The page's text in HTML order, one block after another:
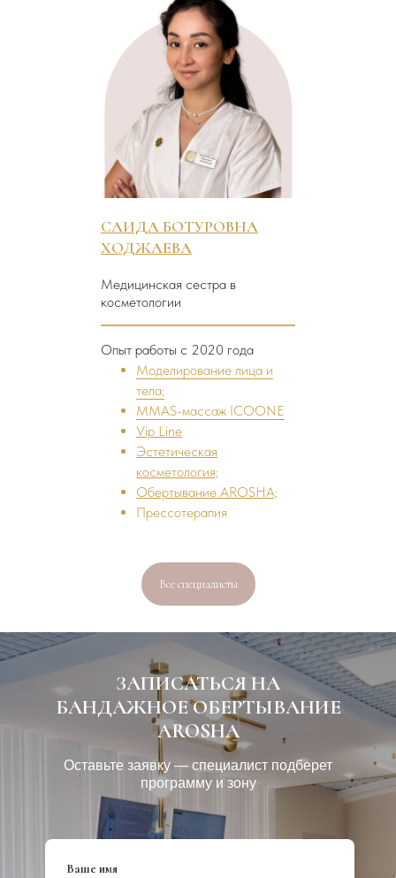
САИДА БОТУРОВНА
ХОДЖАЕВА
Медицинская сестра в
косметологии
Опыт работы с 2020 года
Моделирование лица и
тела;
MMAS-массаж ICOONE
Vip Line
Эстетическая
косметология;
Обертывание AROSHA;
Прессотерапия
Все специалисты
ЗАПИСАТЬСЯ НА
БАНДАЖНОЕ ОБЕРТЫВАНИЕ
AROSHA
Оставьте заявку — специалист подберет
программу и зону
Ваше имя